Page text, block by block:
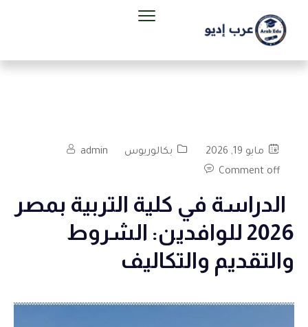
مايو 19, 2026 بكالوريوس
admin
Comment off
الدراسة في كلية التربية بمصر
2026 للوافدين: الشروط
والتقديم والتكاليف